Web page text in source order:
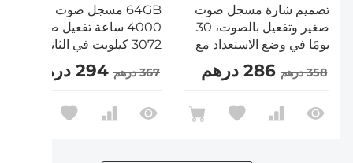
تصميم شارة مسجل صوت
صغير وتفعيل بالصوت، 30
يومًا في وضع الاستعداد مع
إلغاء الضوضاء للاجتماعات
والمحاضرات والدراسة
358 درهم 286 درهم
64GB مسجل صوت رقمي
4000 ساعة تفعيل صوتي،
3072 كيلوبت في الثانية
تقليل ضوضاء DSP
للاجتماعات والمقابلات
367 درهم 294 درهم